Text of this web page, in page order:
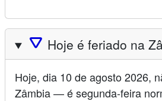
🛆 Hoje é feriado na
Hoje, dia 10 de agosto 2026,
Zâmbia — é segunda-feira